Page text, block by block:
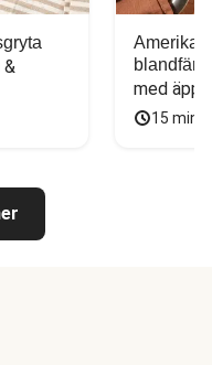
&
blandfärs
med
15